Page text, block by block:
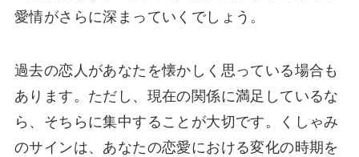
愛情がさらに深まっていくでしょう。
過去の恋人があなたを懐かしく思っている場合も
あります。ただし、現在の関係に満足しているな
ら、そちらに集中することが大切です。くしゃみ
のサインは、あなたの恋愛における変化の時期を